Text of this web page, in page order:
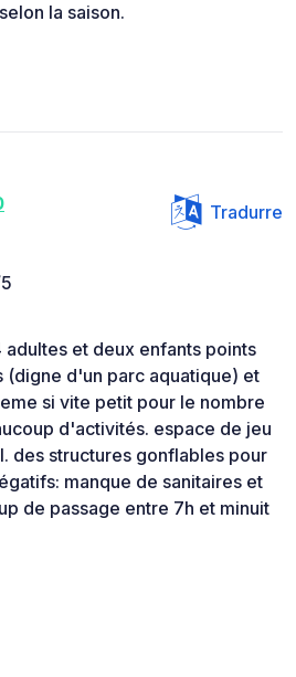
la saison.
Tradurre
adultes et deux enfants points
(digne d'un parc aquatique) et
si vite petit pour le nombre
d'activités. espace de jeu
des structures gonflables pour
manque de sanitaires et
de passage entre 7h et minuit